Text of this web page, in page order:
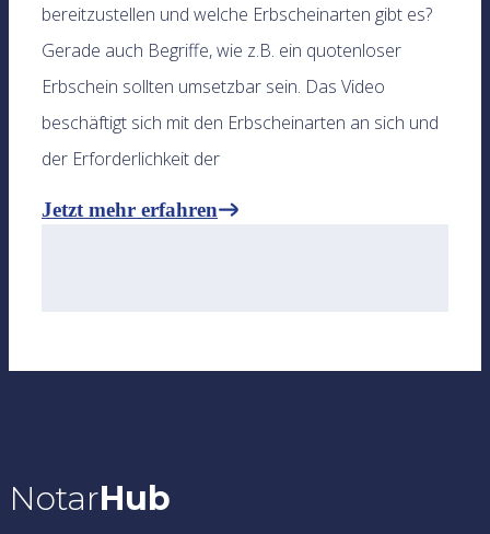
bereitzustellen und welche Erbscheinarten gibt es?
Gerade auch Begriffe, wie z.B. ein quotenloser
Erbschein sollten umsetzbar sein. Das Video
beschäftigt sich mit den Erbscheinarten an sich und
der Erforderlichkeit der
Jetzt mehr erfahren
NotarHub